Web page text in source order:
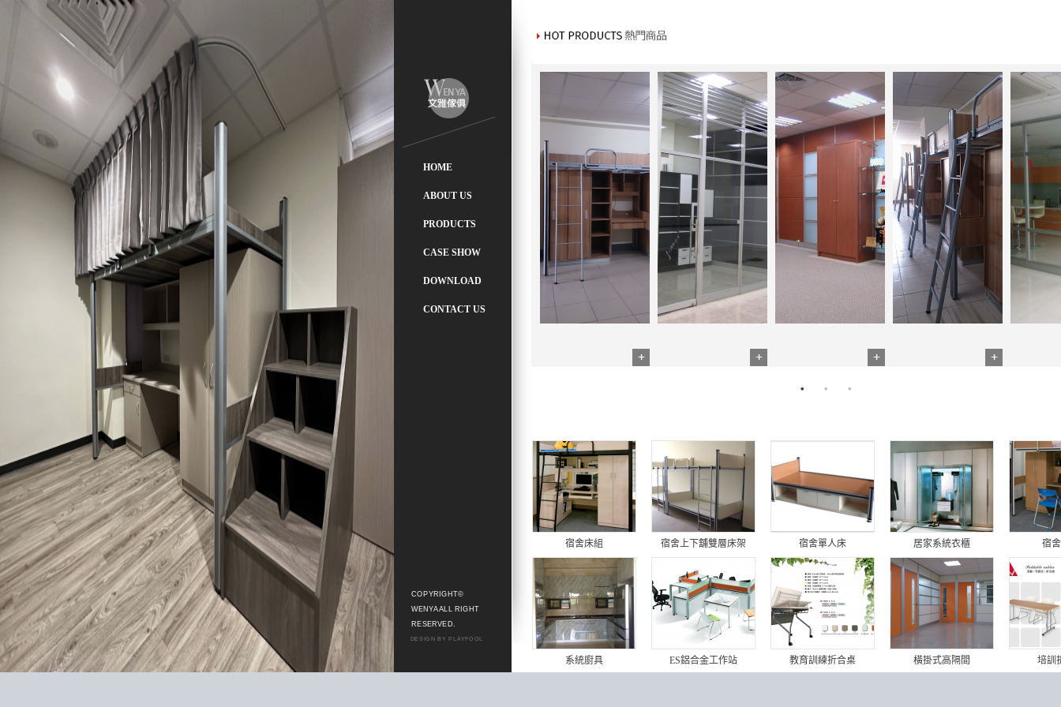
HOME
首 頁
ABOUT US
關於我們
PRODUCTS
產品介紹
CASE SHOW
案例介紹
DOWNLOAD
檔案下載
CONTACT US
COPYRIGHT©
WENYA ALL RIGHT
RESERVED.
DESIGN BY PLAYFOOL
宿舍床組 宿舍上下舖雙層床架 宿舍單人床 居家系統衣櫃 宿
系統廚具 ES鋁合金工作站 教育訓練折合桌 橫掛式高隔間 培訓